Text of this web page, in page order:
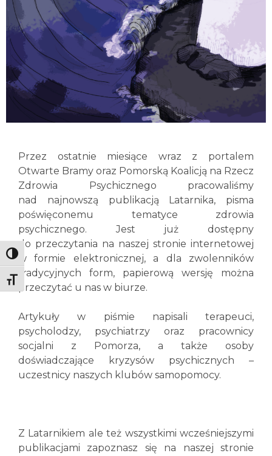
Toggle High Contrast
Toggle Font size
Przez ostatnie miesiące wraz z portalem
Otwarte Bramy oraz Pomorską Koalicją na Rzecz
Zdrowia Psychicznego pracowaliśmy
nad najnowszą publikacją Latarnika, pisma
poświęconemu tematyce zdrowia
psychicznego.Jest już dostępny
do przeczytania na naszej stronie internetowej
w formie elektronicznej, a dla zwolenników
tradycyjnych form, papierową wersję można
przeczytać u nas w biurze.
Artykuły w piśmie napisali terapeuci,
psycholodzy, psychiatrzy oraz pracownicy
socjalni z Pomorza, a także osoby
doświadczające kryzysów psychicznych –
uczestnicy naszych klubów samopomocy.
Z Latarnikiem ale też wszystkimi wcześniejszymi
publikacjami zapoznasz się na naszej stronie